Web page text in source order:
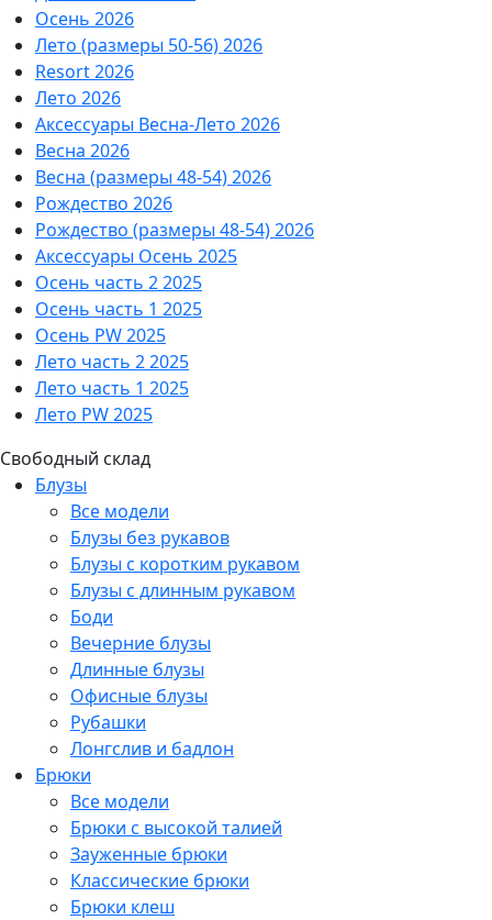
Осень 2026
Лето (размеры 50-56) 2026
Resort 2026
Лето 2026
Аксессуары Весна-Лето 2026
Весна 2026
Весна (размеры 48-54) 2026
Рождество 2026
Рождество (размеры 48-54) 2026
Аксессуары Осень 2025
Осень часть 2 2025
Осень часть 1 2025
Осень PW 2025
Лето часть 2 2025
Лето часть 1 2025
Лето PW 2025
Свободный склад
Блузы
Все модели
Блузы без рукавов
Блузы с коротким рукавом
Блузы с длинным рукавом
Боди
Вечерние блузы
Длинные блузы
Офисные блузы
Рубашки
Лонгслив и бадлон
Брюки
Все модели
Брюки с высокой талией
Зауженные брюки
Классические брюки
Брюки клеш